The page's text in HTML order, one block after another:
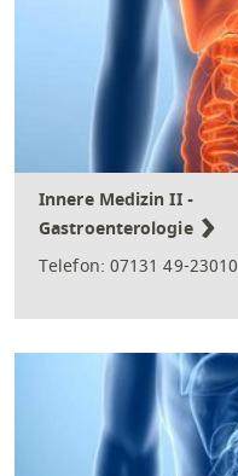
Innere Medizin II -
Gastroenterologie
Telefon: 07131 49-23010